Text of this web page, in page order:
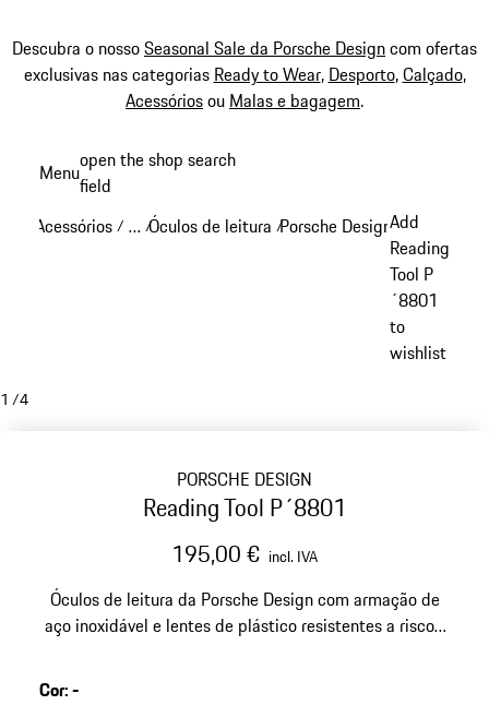
Descubra o nossoSeasonal Sale da Porsche Designcom ofertas
exclusivas nas categorias Ready to Wear, Desporto,Calçado,
Acessóriosou Malas e bagagem.
conteúdo
Menuopen the shop search
field
Acessórios / …
Reveal collapsed breadcrumb items
/Óculos de leitura /Porsche Design óculos de
Add
Reading
Tool P
´8801
to
wishlist
1 /4
PORSCHE DESIGN
Reading Tool P´8801
195,00 € incl. IVA
Óculos de leitura da Porsche Design com armação de
aço inoxidável e lentes de plástico resistentes a riscos.
Cor:-